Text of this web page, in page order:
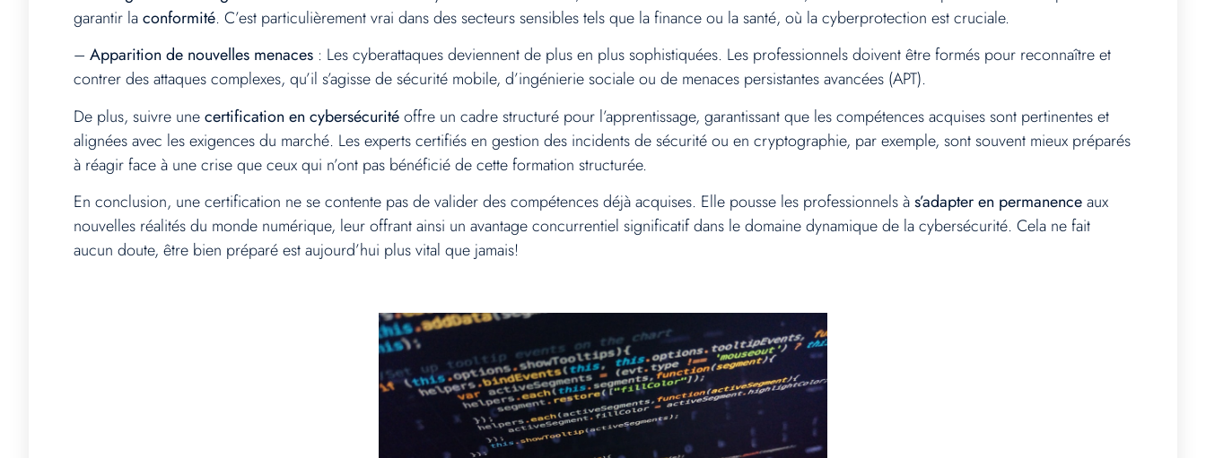
garantir laconformité. C’est particulièrement vrai dans des secteurs sensibles tels que la finance ou la santé, où la cyberprotection est cruciale.
– Apparition de nouvelles menaces : Les cyberattaques deviennent de plus en plus sophistiquées. Les professionnels doivent être formés pour reconnaître et
contrer des attaques complexes, qu’il s’agisse de sécurité mobile, d’ingénierie sociale ou de menaces persistantes avancées (APT).
De plus, suivre unecertification en cybersécuritéoffre un cadre structuré pour l’apprentissage, garantissant que les compétences acquises sont pertinentes et
alignées avec les exigences du marché. Les experts certifiés en gestion des incidents de sécurité ou en cryptographie, par exemple, sont souvent mieux préparés
à réagir face à une crise que ceux qui n’ont pas bénéficié de cette formation structurée.
En conclusion, une certification ne se contente pas de valider des compétences déjà acquises. Elle pousse les professionnels às’adapter en permanenceaux
nouvelles réalités du monde numérique, leur offrant ainsi un avantage concurrentiel significatif dans le domaine dynamique de la cybersécurité. Cela ne fait
aucun doute, être bien préparé est aujourd’hui plus vital que jamais!